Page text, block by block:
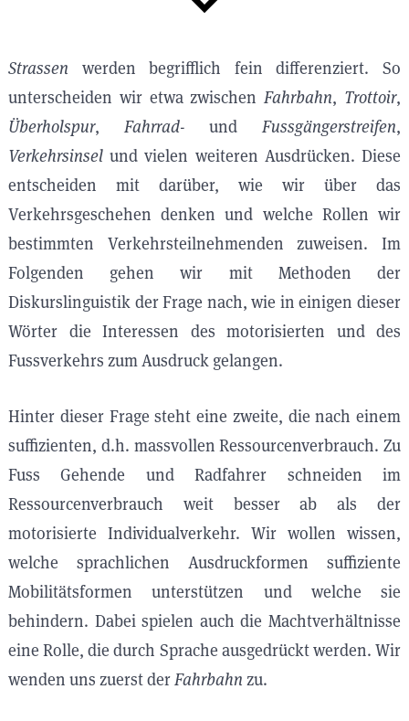
Strassen werden begrifflich fein differenziert. So
unterscheiden wir etwa zwischenFahrbahn, Trottoir,
Überholspur, Fahrrad- undFussgängerstreifen,
Verkehrsinsel und vielen weiteren Ausdrücken. Diese
entscheiden mit darüber, wie wir über das
Verkehrsgeschehen denken und welche Rollen wir
bestimmten Verkehrsteilnehmenden zuweisen. Im
Folgenden gehen wir mit Methoden der
Diskurslinguistik der Frage nach, wie in einigen dieser
Wörter die Interessen des motorisierten und des
Fussverkehrs zum Ausdruck gelangen.
Hinter dieser Frage steht eine zweite, die nach einem
suffizienten, d.h. massvollen Ressourcenverbrauch. Zu
Fuss Gehende und Radfahrer schneiden im
Ressourcenverbrauch weit besser ab als der
motorisierte Individualverkehr. Wir wollen wissen,
welche sprachlichen Ausdruckformen suffiziente
Mobilitätsformen unterstützen und welche sie
behindern. Dabei spielen auch die Machtverhältnisse
eine Rolle, die durch Sprache ausgedrückt werden. Wir
wenden uns zuerst derFahrbahn zu.